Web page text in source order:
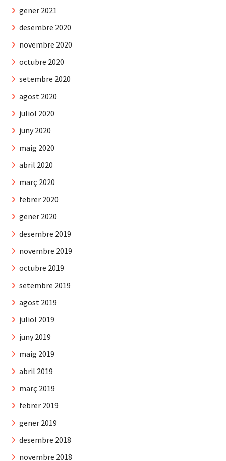
gener 2021
desembre 2020
novembre 2020
octubre 2020
setembre 2020
agost 2020
juliol 2020
juny 2020
maig 2020
abril 2020
març 2020
febrer 2020
gener 2020
desembre 2019
novembre 2019
octubre 2019
setembre 2019
agost 2019
juliol 2019
juny 2019
maig 2019
abril 2019
març 2019
febrer 2019
gener 2019
desembre 2018
novembre 2018